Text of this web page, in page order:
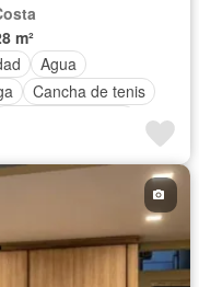
m²
Agua
Cancha de tenis
Piscina